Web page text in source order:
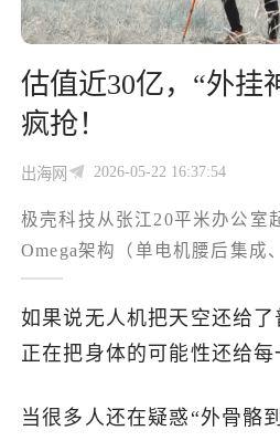
跨境报告
出海导航
出海交流群
了解出海网
估值近30亿，“外挂
疯抢！
出海网 2026-05-22 16:37:54
极壳科技从张江20平米办公室
Omega架构（单电机腰后集成
费级外骨骼做到千元级、1.8kg
自研AI MotionEngine实时识
Kickstarter众筹123万美元，随
实场景传播、与法国运动员合
如果说无人机把天空还给
正在把身体的可能性还给每
当很多人还在疑惑“外骨骼